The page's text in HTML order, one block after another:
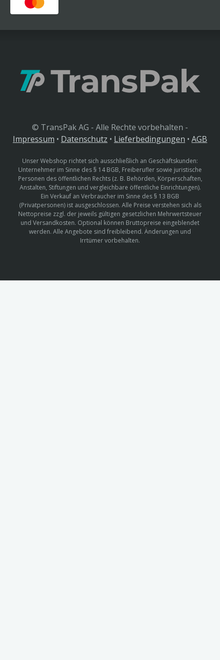
© TransPak AG - Alle Rechte vorbehalten -
Impressum • Datenschutz • Lieferbedingungen • AGB
Unser Webshop richtet sich ausschließlich an Geschäftskunden:
Unternehmer im Sinne des § 14 BGB, Freiberufler sowie juristische
Personen des öffentlichen Rechts (z. B. Behörden, Körperschaften,
Anstalten, Stiftungen und vergleichbare öffentliche Einrichtungen).
Ein Verkauf an Verbraucher im Sinne des § 13 BGB
(Privatpersonen) ist ausgeschlossen. Alle Preise verstehen sich als
Nettopreise zzgl. der jeweils gültigen gesetzlichen Mehrwertsteuer
und Versandkosten. Optional können Bruttopreise eingeblendet
werden. Alle Angebote sind freibleibend. Änderungen und
Irrtümer vorbehalten.